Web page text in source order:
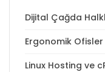
Dijital Çağda
Ergonomik
Linux Hosting ve